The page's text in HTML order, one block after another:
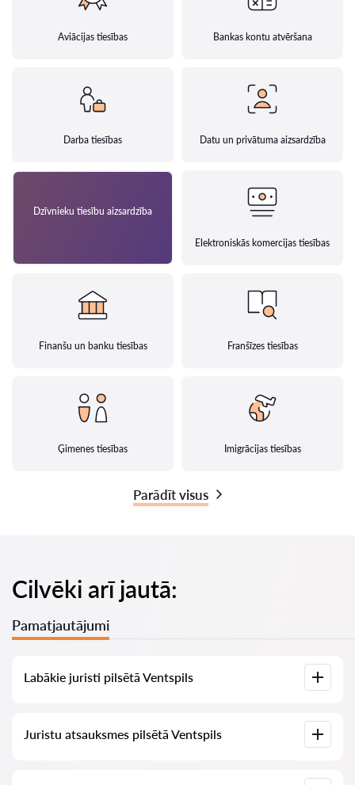
Aviācijas tiesības Bankas kontu atvēršana
Darba tiesības Datu un privātuma aizsardzība
Dzīvnieku tiesību aizsardzība
Elektroniskās komercijas tiesības
Finanšu un banku tiesības Franšīzes tiesības
Ģimenes tiesības Imigrācijas tiesības
Parādīt visus
Cilvēki arī jautā:
Pamatjautājumi
Labākie juristi pilsētā Ventspils
pilnīgu informāciju: cenas, atsauksmes, tālruņa numurs un
Juristu atsauksmes pilsētā Ventspils